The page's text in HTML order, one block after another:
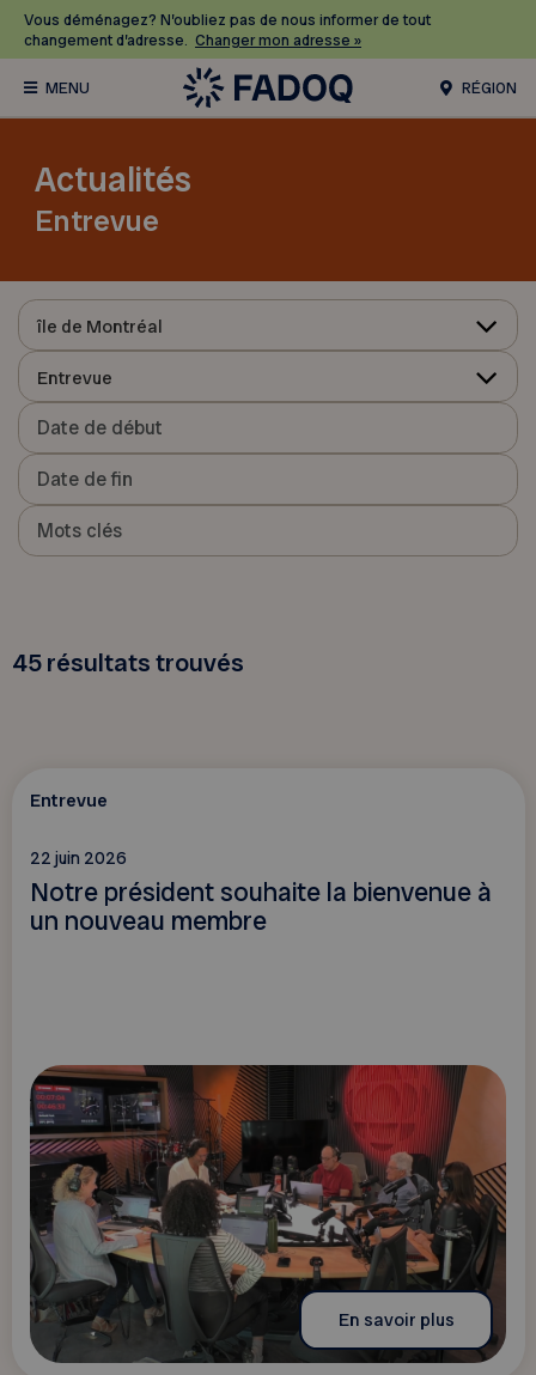
Vous déménagez? N’oubliez pas de nous informer de tout
changement d’adresse. Changer mon adresse »
RÉGION
Actualités
Entrevue
île de Montréal
Entrevue
45résultats trouvés
Entrevue
22 juin 2026
Notre président souhaite la bienvenue à
un nouveau membre
En savoir plus